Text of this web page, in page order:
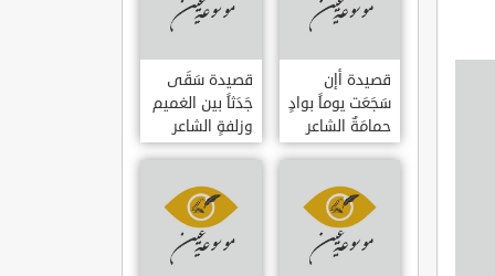
قصيدة أإن
سَجَعَت يوماً بوادٍ
حمامَةٌ الشاعر
العوام بن عقبة
قصيدة سَقَى
جَدَثاً بين الغميم
وزلفةٍ الشاعر
العوام بن عقبة